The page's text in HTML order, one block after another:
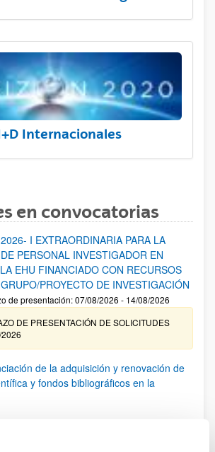
Internacionales
en convocatorias
I EXTRAORDINARIA PARA LA
PERSONAL INVESTIGADOR EN
EHU FINANCIADO CON RECURSOS
PROYECTO DE INVESTIGACIÓN
de presentación: 07/08/2026 - 14/08/2026
DE PRESENTACIÓN DE SOLICITUDES
de la adquisición y renovación de
y fondos bibliográficos en la